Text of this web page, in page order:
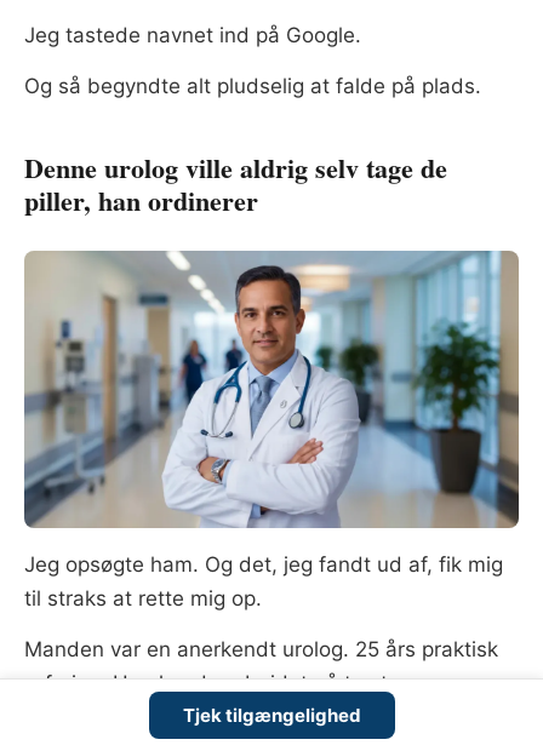
Jeg tastede navnet ind på Google.
Og så begyndte alt pludselig at falde på plads.
Denne urolog ville aldrig selv tage de
piller, han ordinerer
Jeg opsøgte ham. Og det, jeg fandt ud af, fik mig
til straks at rette mig op.
Manden var en anerkendt urolog. 25 års praktisk
erfaring. Han havde arbejdet på to store
universitetshospitaler.Tjek tilgængelighed